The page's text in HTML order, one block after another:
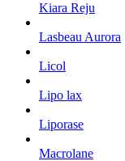
Kiara Reju
Lasbeau Aurora
Licol
Lipo lax
Liporase
Macrolane